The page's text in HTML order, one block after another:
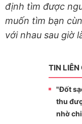
định tìm được
muốn tìm bạn
với nhau sau giờ
TIN LIÊN
"Đốt
thu
nhờ